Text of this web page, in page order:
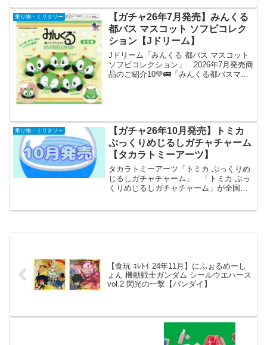
乗り物・ミリタリー
【ガチャ26年7月発売】みんくる
都バス マスコット ソフビコレク
ション【Jドリーム】
Jドリーム「みんくる 都バス マスコット
ソフビコレクション」 2026年7月発売商
品のご紹介10💚🚌「みんくる都バスマス
乗り物・ミリタリー
【ガチャ26年10月発売】トミカ
ぷっくりめじるしガチャチャーム
【タカラトミーアーツ】
タカラトミーアーツ「トミカ ぷっくりめ
じるしガチャチャーム」 「トミカ ぷっ
くりめじるしガチャチャーム」が全国の
【食玩 ｺﾚﾄｲ 24年11月】にふぉるめーし
ょん 機動戦士ガンダム シールウエハース
vol.2 閃光の一撃【バンダイ】